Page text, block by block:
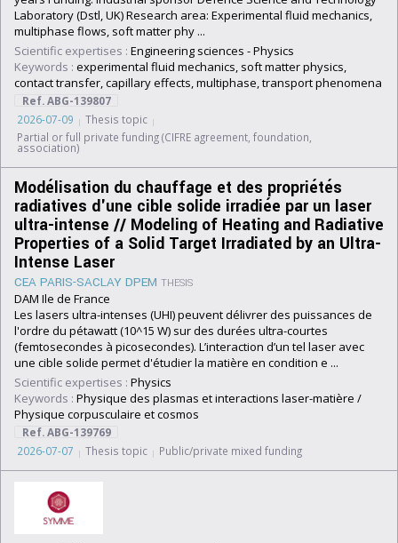
Laboratory (Dstl, UK) Research area: Experimental fluid mechanics,
multiphase flows, soft matter phy ...
Scientific expertises : Engineering sciences -Physics
Keywords : experimental fluid mechanics, soft matter physics,
contact transfer, capillary effects, multiphase, transport phenomena
Ref. ABG-139807
2026-07-09
Thesis topic
Partial or full private funding (CIFRE agreement, foundation,
association)
Modélisation du chauffage et des propriétés
radiatives d'une cible solide irradiée par un laser
ultra-intense // Modeling of Heating and Radiative
Properties of a Solid Target Irradiated by an Ultra-
Intense Laser
CEA PARIS-SACLAY DPEM THESIS
DAM Ile de France
Les lasers ultra-intenses (UHI) peuvent délivrer des puissances de
l'ordre du pétawatt (10^15 W) sur des durées ultra-courtes
(femtosecondes à picosecondes). L’interaction d’un tel laser avec
une cible solide permet d'étudier la matière en condition e ...
Scientific expertises : Physics
Keywords : Physique des plasmas et interactions laser-matière /
Physique corpusculaire et cosmos
Ref. ABG-139769
2026-07-07
Thesis topic Public/private mixed funding